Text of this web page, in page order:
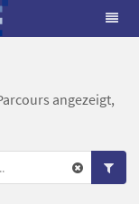
angezeigt,